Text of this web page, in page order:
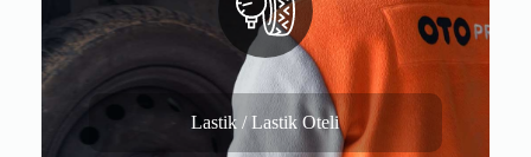
Lastik / Lastik Oteli